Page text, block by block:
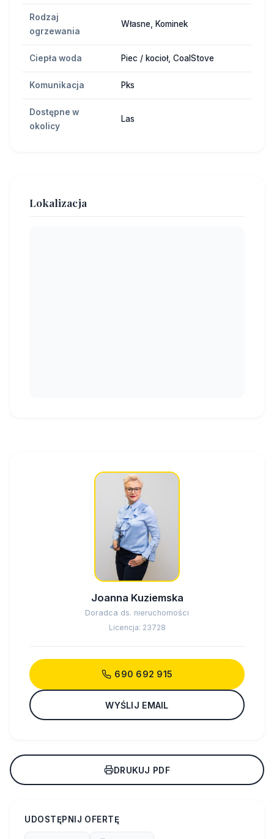
Rodzaj
ogrzewania
Własne, Kominek
Ciepła woda Piec / kocioł, CoalStove
Komunikacja Pks
Dostępne w
okolicy
Las
Lokalizacja
Joanna Kuziemska
Doradca ds. nieruchomości
Licencja: 23728
690 692 915
WYŚLIJ EMAIL
DRUKUJ PDF
UDOSTĘPNIJ OFERTĘ